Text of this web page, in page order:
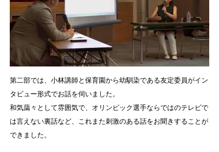
第二部では、小林講師と保育園から幼馴染である友定委員がイン
タビュー形式でお話を伺いました。
和気藹々として雰囲気で、オリンピック選手ならではのテレビで
は言えない裏話など、これまた刺激のある話をお聞きすることが
できました。